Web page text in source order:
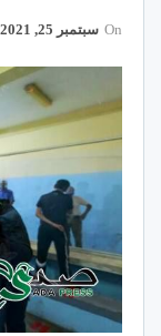
On سبتمبر 25, 2021